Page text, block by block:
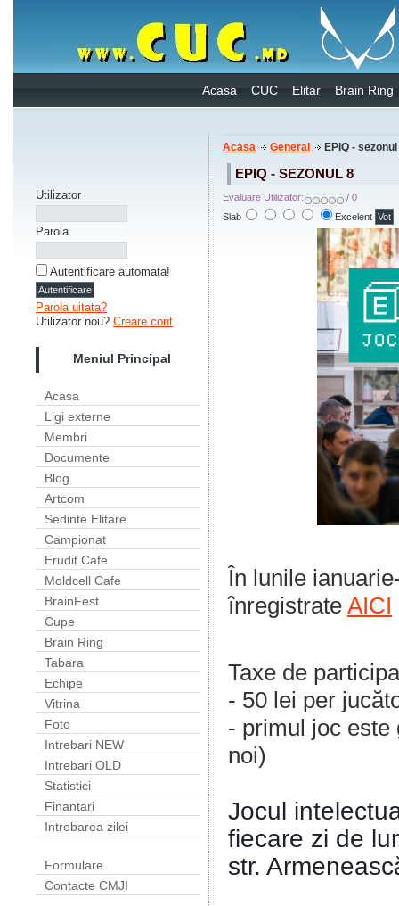
Acasa CUC Elitar Brain Ring
Utilizator
Parola
Autentificare automata!
Parola uitata?
Utilizator nou? Creare cont
Meniul Principal
Acasa
Ligi externe
Membri
Documente
Blog
Artcom
Sedinte Elitare
Campionat
Erudit Cafe
Moldcell Cafe
BrainFest
Cupe
Brain Ring
Tabara
Echipe
Vitrina
Foto
Intrebari NEW
Intrebari OLD
Statistici
Finantari
Intrebarea zilei
Formulare
Contacte CMJI
Acasa General EPIQ -
EPIQ - SEZONUL 8
Evaluare Utilizator:
/ 0
Slab
Excelent
În lunile
înregistrate AICI
Taxe de
- 50 lei per
- primul joc este
noi)
Jocul
fiecare zi de
str.